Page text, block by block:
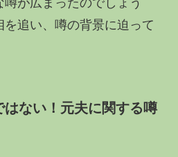
追い、噂の背景に迫って
ない！元夫に関する噂